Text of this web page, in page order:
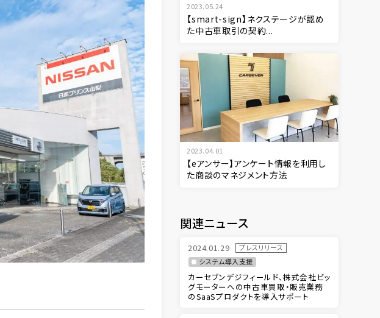
2023.05.24
【smart-sign】ネクステージが認め
た中古車取引の契約...
2023.04.01
【eアンサー】アンケート情報を利用し
た商談のマネジメント方法
関連ニュース
2024.01.29
プレスリリース
システム導入支援
カーセブンデジフィールド、株式会社ビッ
グモーターへの中古車買取・販売業務
のSaaSプロダクトを導入サポート